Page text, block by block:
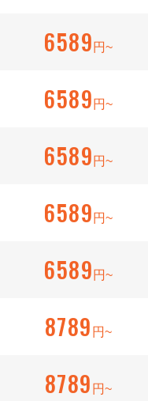
6589 円~
6589 円~
6589 円~
6589 円~
6589 円~
8789 円~
8789 円~